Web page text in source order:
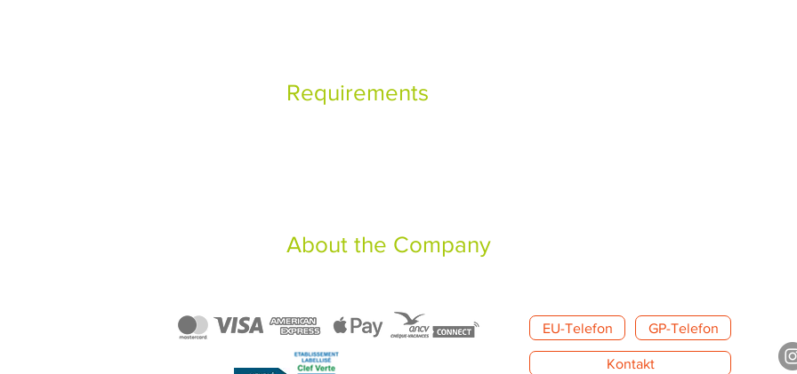
Requirements
About the Company
EU-Telefon GP-Telefon
Kontakt